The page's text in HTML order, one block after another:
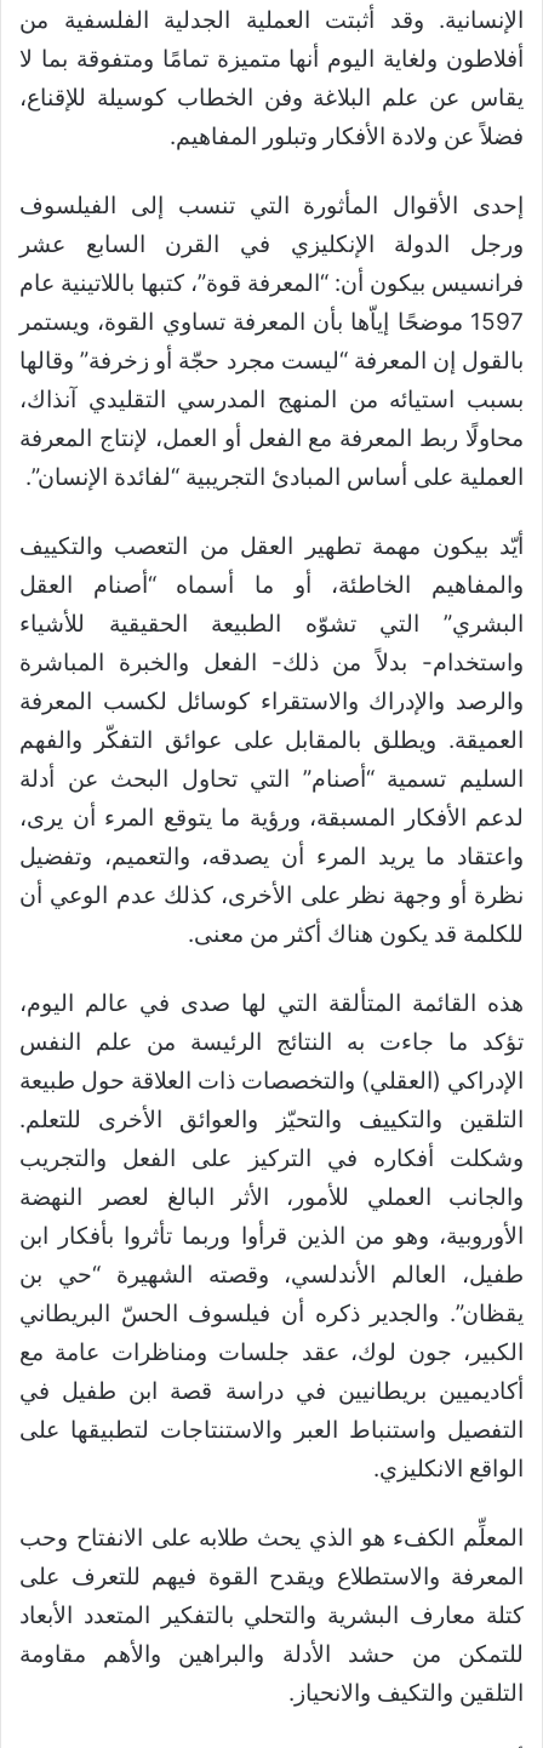
الإنسانية. وقد أثبتت العملية الجدلية الفلسفية من
أفلاطون ولغاية اليوم أنها متميزة تمامًا ومتفوقة بما لا
يقاس عن علم البلاغة وفن الخطاب كوسيلة للإقناع،
فضلاً عن ولادة الأفكار وتبلور المفاهيم.
إحدى الأقوال المأثورة التي تنسب إلى الفيلسوف
ورجل الدولة الإنكليزي في القرن السابع عشر
فرانسيس بيكون أن: “المعرفة قوة”، كتبها باللاتينية عام
1597 موضحًا إياّها بأن المعرفة تساوي القوة، ويستمر
بالقول إن المعرفة “ليست مجرد حجّة أو زخرفة” وقالها
بسبب استيائه من المنهج المدرسي التقليدي آنذاك،
محاولًا ربط المعرفة مع الفعل أو العمل، لإنتاج المعرفة
العملية على أساس المبادئ التجريبية “لفائدة الإنسان”.
أيّد بيكون مهمة تطهير العقل من التعصب والتكييف
والمفاهيم الخاطئة، أو ما أسماه “أصنام العقل
البشري” التي تشوّه الطبيعة الحقيقية للأشياء
واستخدام- بدلاً من ذلك- الفعل والخبرة المباشرة
والرصد والإدراك والاستقراء كوسائل لكسب المعرفة
العميقة. ويطلق بالمقابل على عوائق التفكّر والفهم
السليم تسمية “أصنام” التي تحاول البحث عن أدلة
لدعم الأفكار المسبقة، ورؤية ما يتوقع المرء أن يرى،
واعتقاد ما يريد المرء أن يصدقه، والتعميم، وتفضيل
نظرة أو وجهة نظر على الأخرى، كذلك عدم الوعي أن
للكلمة قد يكون هناك أكثر من معنى.
هذه القائمة المتألقة التي لها صدى في عالم اليوم،
تؤكد ما جاءت به النتائج الرئيسة من علم النفس
الإدراكي (العقلي) والتخصصات ذات العلاقة حول طبيعة
التلقين والتكييف والتحيّز والعوائق الأخرى للتعلم.
وشكلت أفكاره في التركيز على الفعل والتجريب
والجانب العملي للأمور، الأثر البالغ لعصر النهضة
الأوروبية، وهو من الذين قرأوا وربما تأثروا بأفكار ابن
طفيل، العالم الأندلسي، وقصته الشهيرة “حي بن
يقظان”. والجدير ذكره أن فيلسوف الحسّ البريطاني
الكبير، جون لوك، عقد جلسات ومناظرات عامة مع
أكاديميين بريطانيين في دراسة قصة ابن طفيل في
التفصيل واستنباط العبر والاستنتاجات لتطبيقها على
الواقع الانكليزي.
المعلِّم الكفء هو الذي يحث طلابه على الانفتاح وحب
المعرفة والاستطلاع ويقدح القوة فيهم للتعرف على
كتلة معارف البشرية والتحلي بالتفكير المتعدد الأبعاد
للتمكن من حشد الأدلة والبراهين والأهم مقاومة
التلقين والتكيف والانحياز.